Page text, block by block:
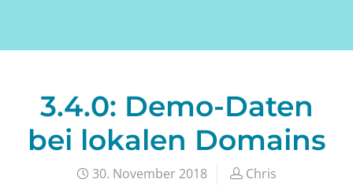
3.4.0: Demo-Daten
bei lokalen Domains
30. November 2018 Chris